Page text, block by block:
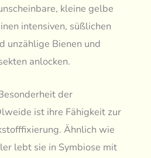
kleine gelbe
intensiven, süßlichen
unzählige Bienen und
anlocken.
der
ist ihre Fähigkeit zur
Ähnlich wie
lebt sie in Symbiose mit